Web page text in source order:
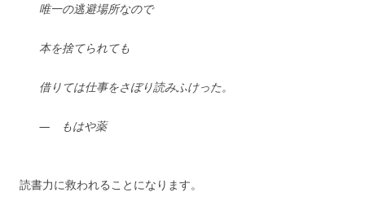
唯一の逃避場所なので
本を捨てられても
借りては仕事をさぼり読みふけった。
— もはや薬
読書力に救われることになります。